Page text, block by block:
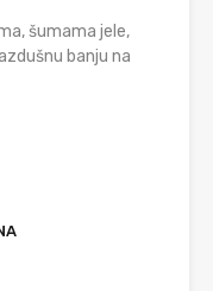
šumama jele,
banju na